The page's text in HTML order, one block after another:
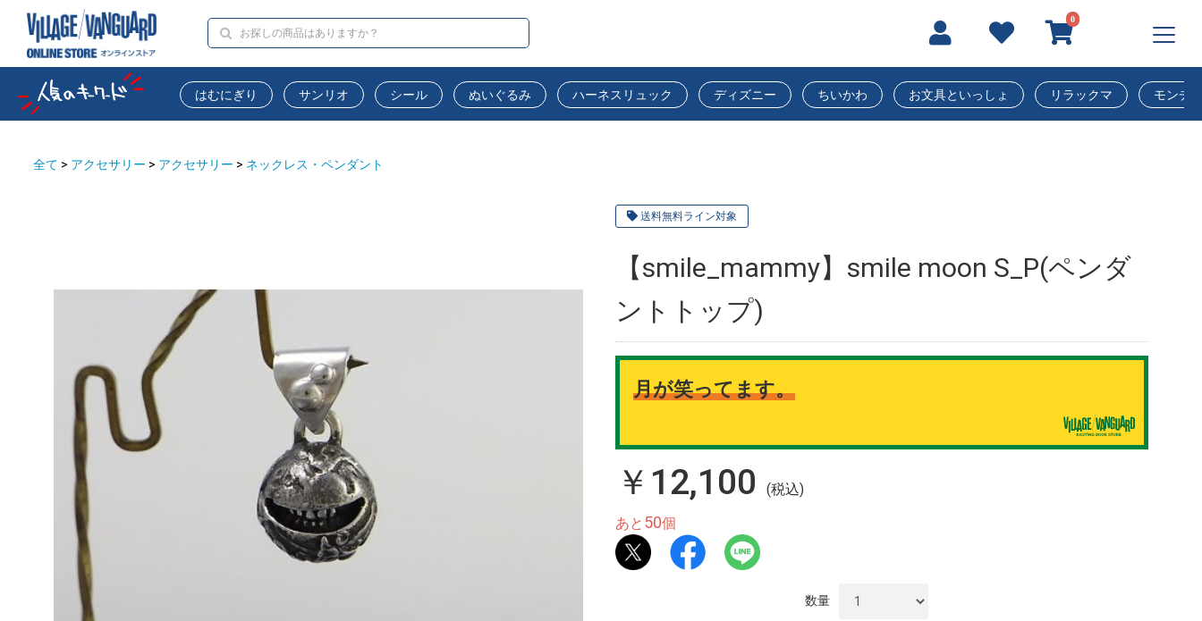
0
はむにぎり サンリオ シール ぬいぐるみ ハーネスリュック ディズニー ちいかわ お文具といっしょ リラックマ モンチ
全て > アクセサリー > アクセサリー > ネックレス・ペンダント
送料無料ライン対象
【smile_mammy】smile moon S_P(ペンダ
ントトップ)
月が笑ってます。
￥12,100
(税込)
あと 50個
数量